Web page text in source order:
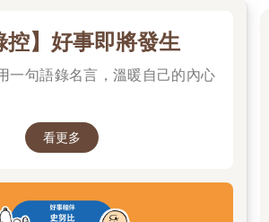
聰明。我們也無法選擇自己的父母，或是
控制戰爭是否會爆發、經濟什麼時候會不
力的拉扯、散布在空氣中的花粉、出生的
宰我們命運的幾乎都是外來的力量。
這樣的經驗，雖然置身各種不知名的力
我們會感到一陣心曠神怡，那種深沉的喜
，並在記憶中留下重要指標，認為人生理
控】好事即將發生
一句語錄名言，溫暖自己的內心
看更多